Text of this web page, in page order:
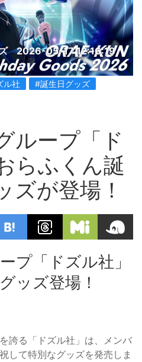
2026-05-17 12:16:19
ル社
#誕生日グッズ
ループ「ド
らふくん誕
ズが登場！
プ「ドズル社」
ッズ登場！
誇る「ドズル社」は、メンバ
して特別なグッズを発売しま